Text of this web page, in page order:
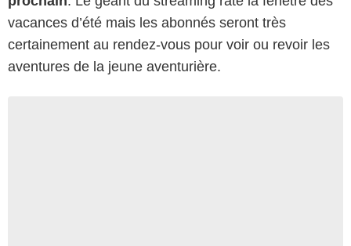
vacances d’été mais les abonnés seront très
certainement au rendez-vous pour voir ou revoir les
aventures de la jeune aventurière.